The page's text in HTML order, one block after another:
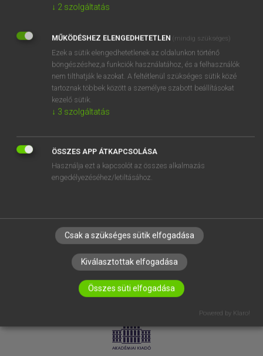
ONLINE NYELVVIZSGA
EGYÉNI FELHASZNÁLÓKNAK
TANULÓKNAK
OKTATÁSI INTÉZMÉNYEKNEK
VÁLLALATI MEGOLDÁSOK
RÓLUNK
ELÉRHETŐSÉG
SÜTI BEÁLLÍTÁSOK
LICENCSZERZŐDÉS ADATVÉDELEM
↓ 2 szolgáltatás
MŰKÖDÉSHEZ ELENGEDHETETLEN (mindig szükséges)
Ezek a sütik elengedhetetlenek az oldalunkon történő
böngészéshez,a funkciók használatához, és a felhasználók
nem tilthatják le azokat. A feltétlenül szükséges sütik közé
tartoznak többek között a személyre szabott beállításokat
kezelő sütik.
↓ 3 szolgáltatás
ÖSSZES APP ÁTKAPCSOLÁSA
Használja ezt a kapcsolót az összes alkalmazás
engedélyezéséhez/letiltásához.
Csak a szükséges sütik elfogadása
Kiválasztottak elfogadása
Összes süti elfogadása
Powered by Klaro!